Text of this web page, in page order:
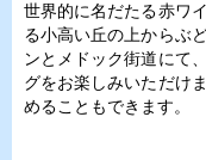
世界的に名だたる赤ワ
る小高い丘の上からぶ
ンとメドック街道にて
グをお楽しみいただけ
めることもできます。